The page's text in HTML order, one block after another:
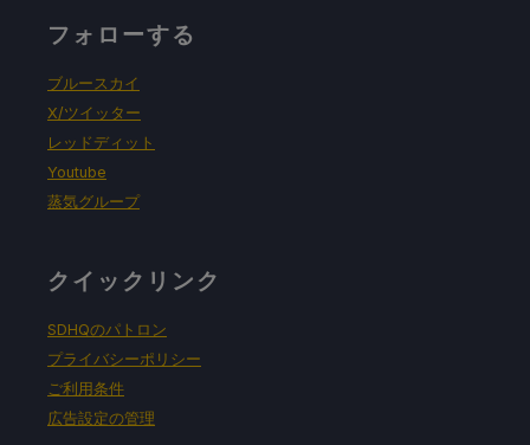
フォローする
ブルースカイ
X/ツイッター
レッドディット
Youtube
蒸気グループ
クイックリンク
SDHQのパトロン
プライバシーポリシー
ご利用条件
広告設定の管理